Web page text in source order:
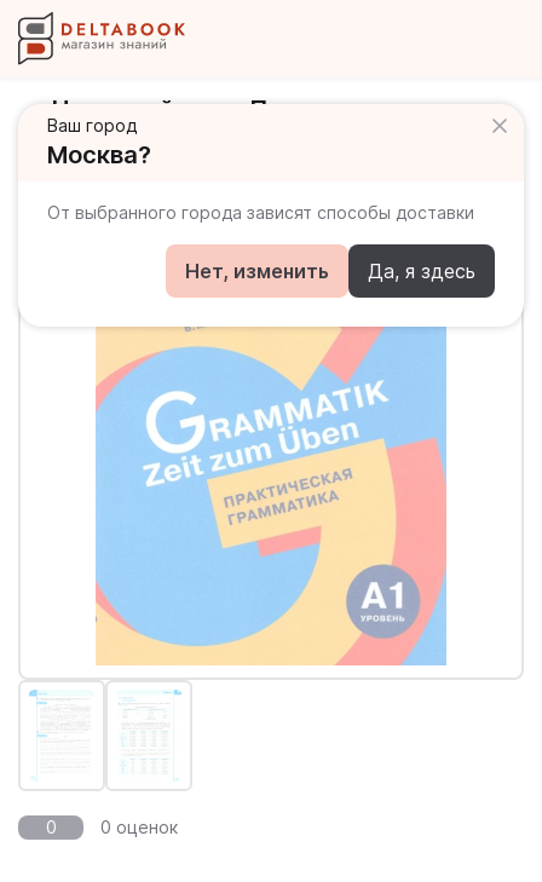
Ваш город
Москва?
От выбранного города зависят способы доставки
Нет, изменить Да, я здесь
Немецкий язык. Практическая
грамматика. Уровень А1
0 0 оценок